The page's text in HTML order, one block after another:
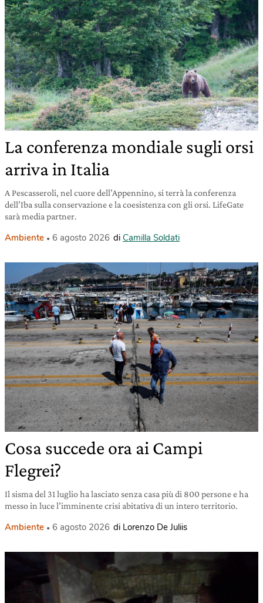
La conferenza mondiale sugli orsi
arriva in Italia
A Pescasseroli, nel cuore dell’Appennino, si terrà la conferenza
dell’Iba sulla conservazione e la coesistenza con gli orsi. LifeGate
sarà media partner.
Ambiente 6 agosto 2026 di Camilla Soldati
Cosa succede ora ai Campi
Flegrei?
Il sisma del 31 luglio ha lasciato senza casa più di 800 persone e ha
messo in luce l’imminente crisi abitativa di un intero territorio.
Ambiente 6 agosto 2026 di Lorenzo De Juliis